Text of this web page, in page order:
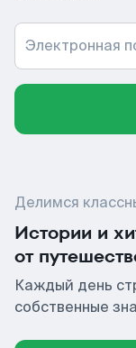
Электронная
Делимся
Истории и
от
Каждый день
собственные